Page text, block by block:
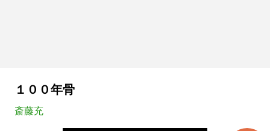
１００年骨
斎藤充